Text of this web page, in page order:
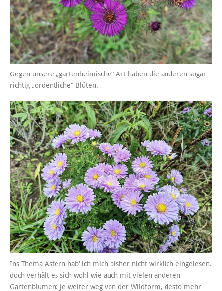
Gegen unsere „gartenheimische“ Art haben die anderen sogar
richtig „ordentliche“ Blüten.
Ins Thema Astern hab‘ ich mich bisher nicht wirklich eingelesen.
doch verhält es sich wohl wie auch mit vielen anderen
Gartenblumen: Je weiter weg von der Wildform, desto mehr